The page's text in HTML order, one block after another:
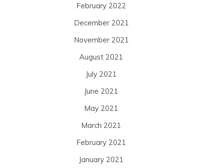
February 2022
December 2021
November 2021
August 2021
July 2021
June 2021
May 2021
March 2021
February 2021
January 2021